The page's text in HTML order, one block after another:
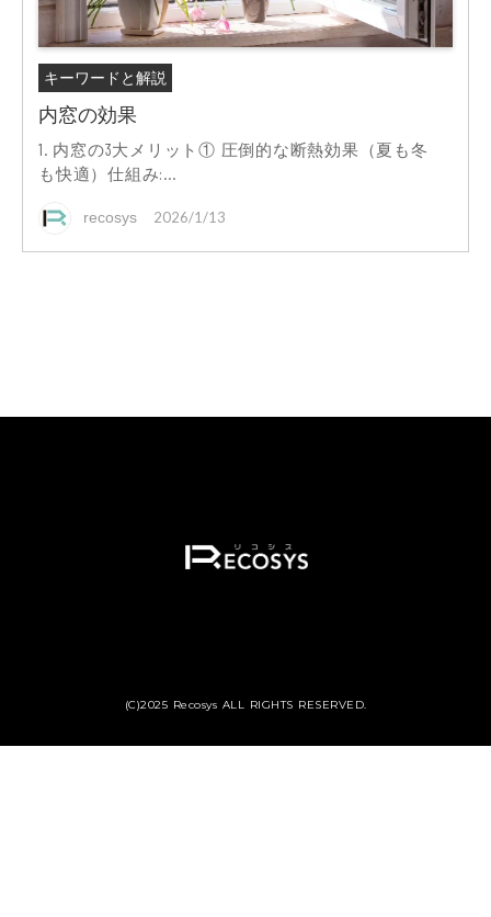
キーワードと解説
内窓の効果
1. 内窓の3大メリット① 圧倒的な断熱効果（夏も冬
も快適）仕組み:...
recosys 2026/1/13
(C)2025 Recosys ALL RIGHTS RESERVED.